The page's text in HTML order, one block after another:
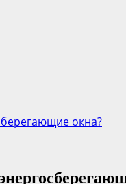
окна?